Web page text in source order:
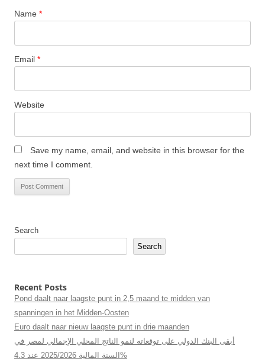
Name *
Email *
Website
Save my name, email, and website in this browser for the
next time I comment.
Search
Search
Recent Posts
Pond daalt naar laagste punt in 2,5 maand te midden van
spanningen in het Midden-Oosten
Euro daalt naar nieuw laagste punt in drie maanden
أبقى البنك الدولي على توقعاته لنمو الناتج المحلي الإجمالي لمصر في
السنة المالية 2025/2026 عند 4.3%